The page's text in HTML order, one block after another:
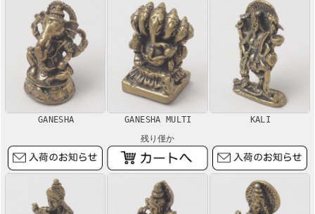
GANESHA
GANESHA MULTI
残り僅か
KALI